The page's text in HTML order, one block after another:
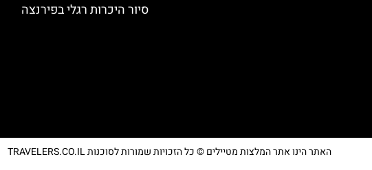
סיור היכרות רגלי בפירנצה
האתר הינו אתר המלצות מטיילים © כל הזכויות שמורות לסוכנות TRAVELERS.CO.IL